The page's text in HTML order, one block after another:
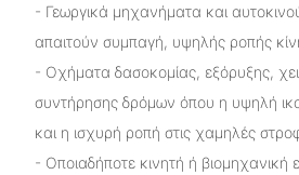
- Γεωργικά μηχανήματα και
απαιτούν συμπαγή, υψηλής ροπής
- Οχήματα δασοκομίας, εξόρυξης,
συντήρησης δρόμων όπου η υψηλή
και η ισχυρή ροπή στις χαμηλές
- Οποιαδήποτε κινητή ή βιομηχανική